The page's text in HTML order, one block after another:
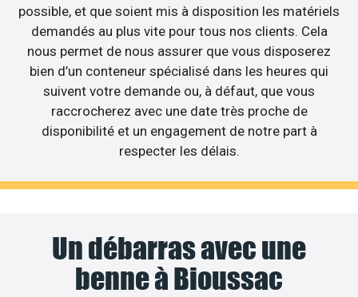
possible, et que soient mis à disposition les matériels
demandés au plus vite pour tous nos clients. Cela
nous permet de nous assurer que vous disposerez
bien d’un conteneur spécialisé dans les heures qui
suivent votre demande ou, à défaut, que vous
raccrocherez avec une date très proche de
disponibilité et un engagement de notre part à
respecter les délais.
Un débarras avec une
benne à Bioussac